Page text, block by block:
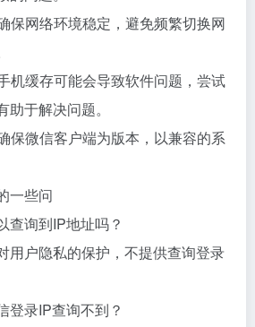
保网络环境稳定，避免频繁切换网
机缓存可能会导致软件问题，尝试
于解决问题。
保微信客户端为版本，以兼容的系
一些问
查询到IP地址吗？
用户隐私的保护，不提供查询登录
登录IP查询不到？